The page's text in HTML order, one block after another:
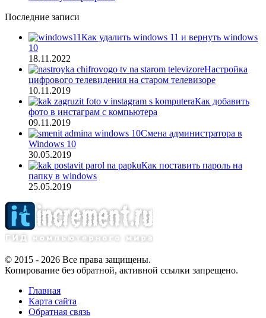
Последние записи
Как удалить windows 11 и вернуть windows
10
18.11.2022
Настройка
цифрового телевидения на старом телевизоре
10.11.2019
Как добавить
фото в инстаграм с компьютера
09.11.2019
Смена администратора в
Windows 10
30.05.2019
Как поставить пароль на
папку в windows
25.05.2019
© 2015 - 2026 Все права защищены.
Копирование без обратной, активной ссылки запрещено.
Главная
Карта сайта
Обратная связь